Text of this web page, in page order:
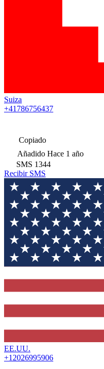
Suiza
+41786756437
Copiado
Añadido Hace 1 año
SMS 1344
Recibir SMS
EE.UU.
+12026995906